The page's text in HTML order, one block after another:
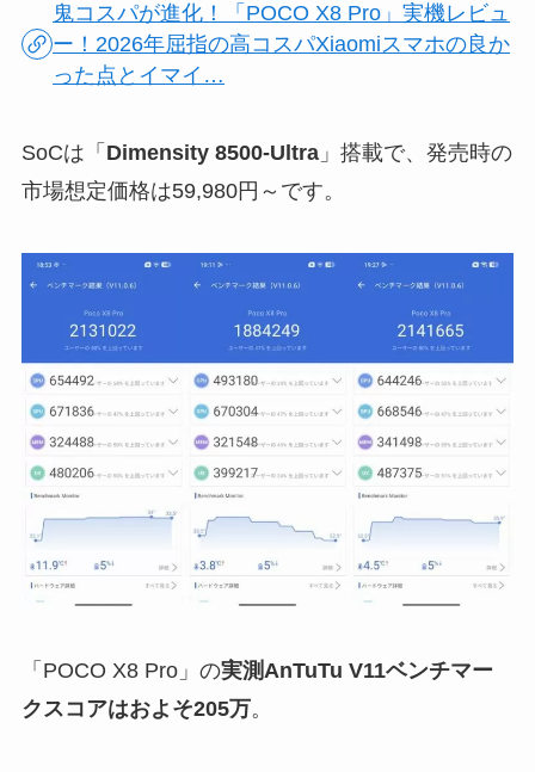
鬼コスパが進化！「POCO X8 Pro」実機レビュ
ー！2026年屈指の高コスパXiaomiスマホの良か
った点とイマイ…
SoCは「 Dimensity 8500-Ultra」搭載で、発売時の
市場想定価格は59,980円～です。
「POCO X8 Pro」の実測AnTuTu V11ベンチマー
クスコアはおよそ205万。